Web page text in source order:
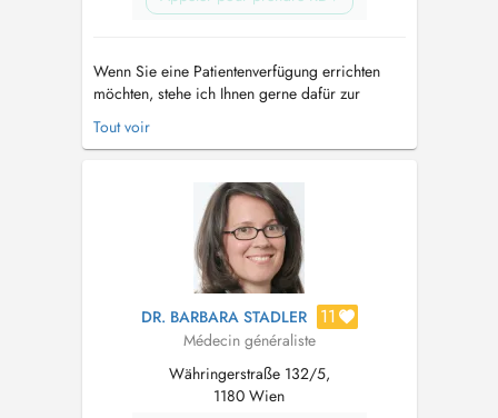
Wenn Sie eine Patientenverfügung errichten
möchten, stehe ich Ihnen gerne dafür zur
Verfügung. Informationen zur
Patientenverfügung finden Sie auf meiner
Tout voir
DR. BARBARA STADLER 11
Médecin généraliste
Währingerstraße 132/5,
1180 Wien